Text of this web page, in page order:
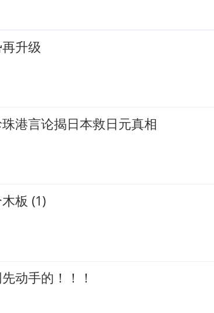
升级
港言论揭日本救日元真相
板 (1)
动手的！！！